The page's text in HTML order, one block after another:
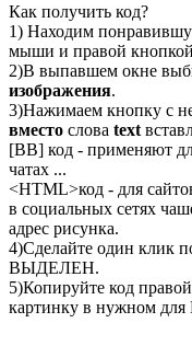
Как получить код?
1) Находим
мыши и правой
2)В выпавшем окне
изображения.
3)Нажимаем кнопку с
вместо слова text
[BB] код - применяют
чатах ...
<HTML>код - для
в социальных сетях
адрес рисунка.
4)Сделайте один клик
ВЫДЕЛЕН.
5)Копируйте код
картинку в нужном для